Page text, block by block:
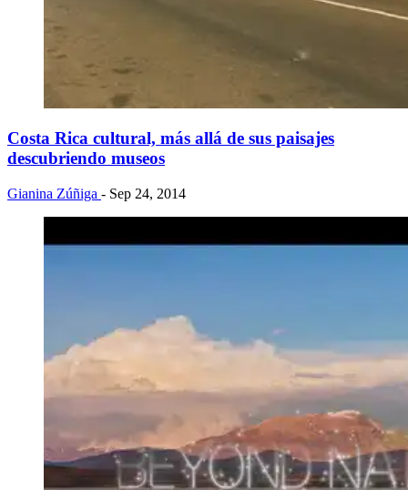
Costa Rica cultural, más allá de sus paisajes
descubriendo museos
Gianina Zúñiga - Sep 24, 2014